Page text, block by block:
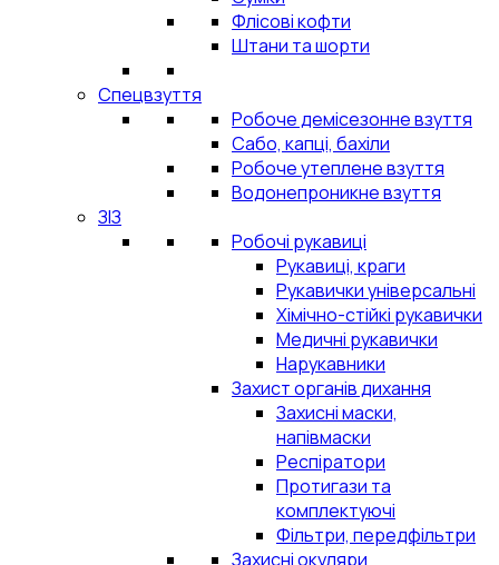
Флісові кофти
Штани та шорти
Спецвзуття
Робоче демісезонне взуття
Сабо, капці, бахіли
Робоче утеплене взуття
Водонепроникне взуття
ЗІЗ
Робочі рукавиці
Рукавиці, краги
Рукавички універсальні
Хімічно-стійкі рукавички
Медичні рукавички
Нарукавники
Захист органів дихання
Захисні маски,
напівмаски
Респіратори
Протигази та
комплектуючі
Фільтри, передфільтри
Захисні окуляри